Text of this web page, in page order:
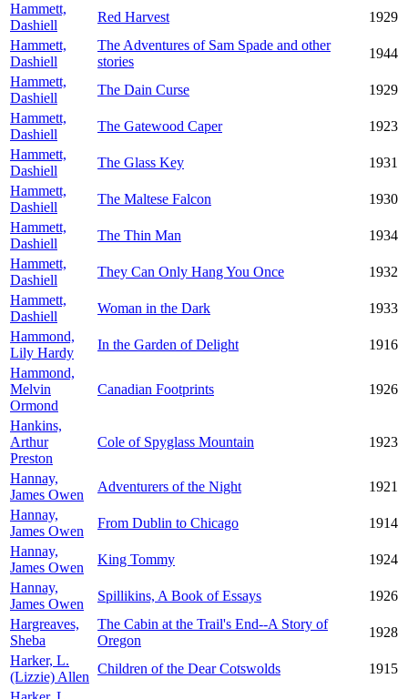
Hammett,
Dashiell
Red Harvest
1929
Hammett,
Dashiell
The Adventures of Sam Spade and other
stories
1944
Hammett,
Dashiell
The Dain Curse
1929
Hammett,
Dashiell
The Gatewood Caper
1923
Hammett,
Dashiell
The Glass Key
1931
Hammett,
Dashiell
The Maltese Falcon
1930
Hammett,
Dashiell
The Thin Man
1934
Hammett,
Dashiell
They Can Only Hang You Once
1932
Hammett,
Dashiell
Woman in the Dark
1933
Hammond,
Lily Hardy
In the Garden of Delight
1916
Hammond,
Melvin
Ormond
Canadian Footprints 1926
Hankins,
Arthur
Preston
Cole of Spyglass Mountain 1923
Hannay,
James Owen
Adventurers of the Night
1921
Hannay,
James Owen
From Dublin to Chicago
1914
Hannay,
James Owen
King Tommy
1924
Hannay,
James Owen
Spillikins, A Book of Essays
1926
Hargreaves,
Sheba
The Cabin at the Trail's End--A Story of
Oregon
1928
Harker, L.
(Lizzie) Allen
Children of the Dear Cotswolds
1915